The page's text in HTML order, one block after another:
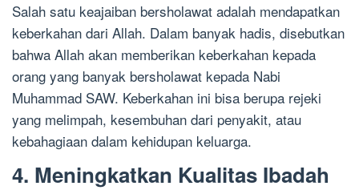
Salah satu keajaiban bersholawat adalah mendapatkan
keberkahan dari Allah. Dalam banyak hadis, disebutkan
bahwa Allah akan memberikan keberkahan kepada
orang yang banyak bersholawat kepada Nabi
Muhammad SAW. Keberkahan ini bisa berupa rejeki
yang melimpah, kesembuhan dari penyakit, atau
kebahagiaan dalam kehidupan keluarga.
4. Meningkatkan Kualitas Ibadah